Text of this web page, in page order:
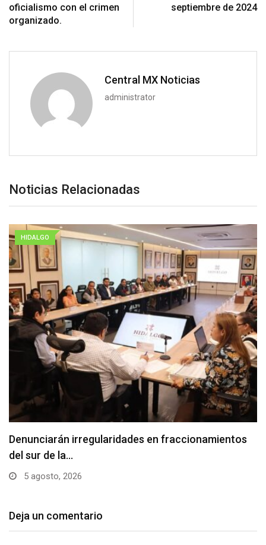
oficialismo con el crimen
organizado.
septiembre de 2024
Central MX Noticias
administrator
Noticias Relacionadas
HIDALGO
Denunciarán irregularidades en fraccionamientos
del sur de la…
5 agosto, 2026
Deja un comentario